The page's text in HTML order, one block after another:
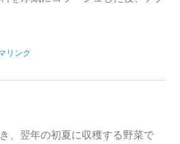
リンク
、翌年の初夏に収穫する野菜で